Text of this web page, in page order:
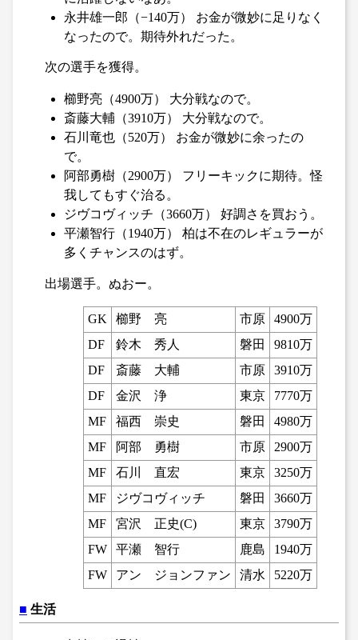
永井雄一郎（−140万） お金が微妙に足りなく
なったので。期待外れだった。
次の選手を獲得。
櫛野亮（4900万） 大分戦なので。
斎藤大輔（3910万） 大分戦なので。
石川竜也（520万） お金が微妙に余ったの
で。
阿部勇樹（2900万） フリーキックに期待。怪
我してもすぐ治る。
ジヴコヴィッチ（3660万） 好調さを買おう。
平瀬智行（1940万） 柏は不在のレギュラーが
多くチャンスのはず。
出場選手。ぬおー。
GK 櫛野 亮 市原
4900万
DF
鈴木 秀人 磐田
9810万
DF
斎藤 大輔 市原
3910万
DF
金沢 浄 東京
7770万
MF
福西 崇史 磐田
4980万
MF
阿部 勇樹 市原
2900万
MF
石川 直宏 東京
3250万
MF
ジヴコヴィッチ 磐田
3660万
MF
宮沢 正史(C) 東京
3790万
FW
平瀬 智行 鹿島
1940万
FW
アン ジョンファン 清水 5220万
■ 生活